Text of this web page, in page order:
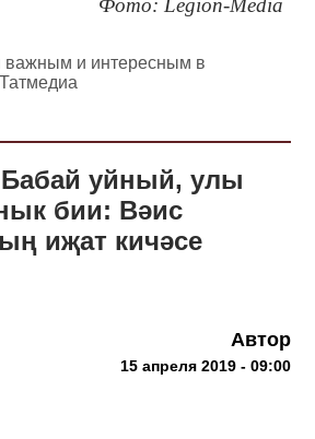
Фото: Legion-Media
и интересным в
Татмедиа
Бабай уйный, улы
бии: Вәис
иҗат кичәсе
Автор
15 апреля 2019 - 09:00